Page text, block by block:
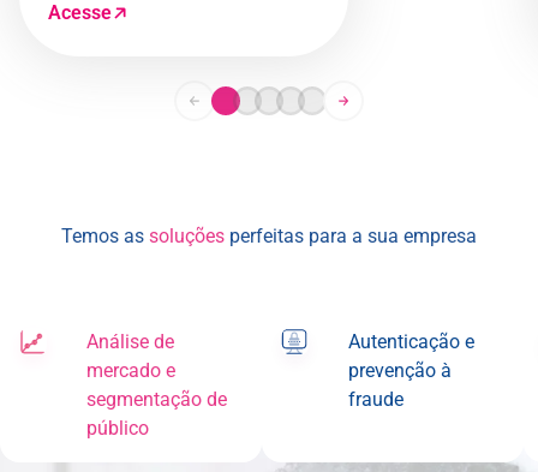
Acesse
Temos as soluções perfeitas para a sua empresa
Análise de
mercado e
segmentação de
público
Autenticação e
prevenção à
fraude